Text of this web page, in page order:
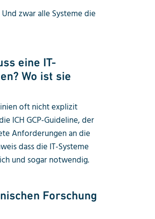
zwar alle Systeme die
eine IT-
Wo ist sie
oft nicht explizit
ICH GCP-Guideline, der
Anforderungen an die
dass die IT-Systeme
und sogar notwendig.
Forschung